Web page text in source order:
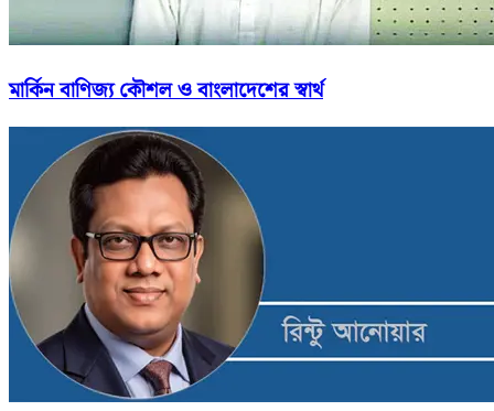
মার্কিন বাণিজ্য কৌশল ও বাংলাদেশের স্বার্থ